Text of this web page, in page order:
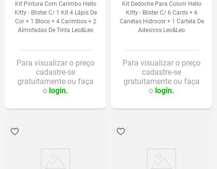
Kit Pintura Com Carimbo Hello
Kitty - Blister C/ 1 Kit 4 Lápis De
Cor + 1 Bloco + 4 Carimbos + 2
Almofadas De Tinta Leo&Leo
Para visualizar o preço
cadastre-se
gratuitamente ou faça
o login.
Kit Dedoche Para Colorir Hello
Kitty - Blister C/ 6 Cards + 6
Canetas Hidrocor + 1 Cartela De
Adesivos Leo&Leo
Para visualizar o preço
cadastre-se
gratuitamente ou faça
o login.